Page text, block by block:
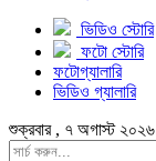
ভিডিও স্টোরি
ফটো স্টোরি
ফটোগ্যালারি
ভিডিও গ্যালারি
শুক্রবার , ৭ অগাস্ট ২০২৬